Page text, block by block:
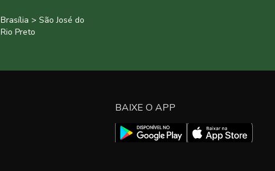
Brasília > São José do
Rio Preto
BAIXE O APP